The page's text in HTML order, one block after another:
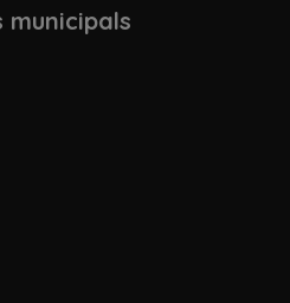
municipals